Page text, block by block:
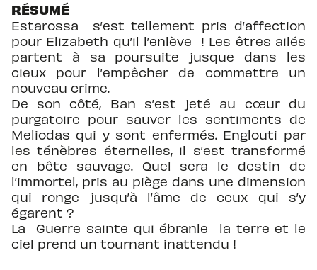
RÉSUMÉ
Estarossa s’est tellement pris d’affection
pour Elizabeth qu’il l’enlève ! Les êtres ailés
partent à sa poursuite jusque dans les
cieux pour l’empêcher de commettre un
nouveau crime.
De son côté, Ban s’est jeté au cœur du
purgatoire pour sauver les sentiments de
Meliodas qui y sont enfermés. Englouti par
les ténèbres éternelles, il s’est transformé
en bête sauvage. Quel sera le destin de
l’immortel, pris au piège dans une dimension
qui ronge jusqu’à l’âme de ceux qui s’y
égarent ?
La Guerre sainte qui ébranle la terre et le
ciel prend un tournant inattendu !